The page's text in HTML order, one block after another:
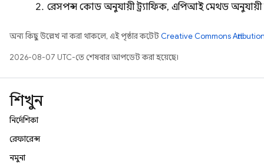
রেসপন্স কোড অনুযায়ী ট্র্যাফিক, এপিআই মেথড অনুযায়ী
অন্য কিছু উল্লেখ না করা থাকলে, এই পৃষ্ঠার কন্টেন্টCreative Commons
2026-08-07 UTC-তে শেষবার আপডেট করা হয়েছে।
শিখুন
নির্দেশিকা
রেফারেন্স
নমুনা